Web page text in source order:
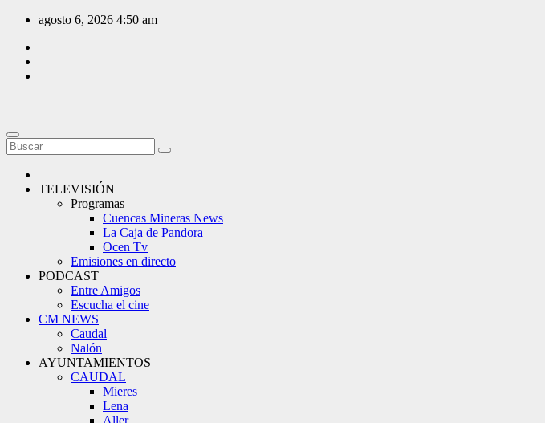
Saltar
contenido
agosto 6, 2026 4:50 am
TELEVISIÓN
Programas
Cuencas Mineras News
La Caja de Pandora
Ocen Tv
Emisiones en directo
PODCAST
Entre Amigos
Escucha el cine
CM NEWS
Caudal
Nalón
AYUNTAMIENTOS
CAUDAL
Mieres
Lena
Aller